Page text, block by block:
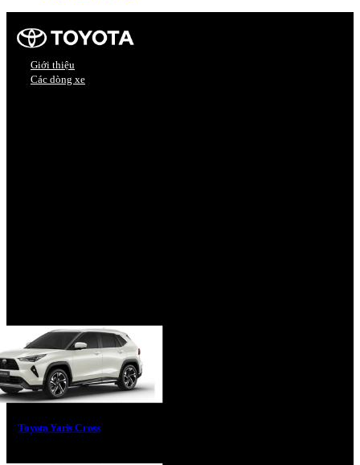
Giới thiệu
Các dòng xe
Toyota Yaris Cross